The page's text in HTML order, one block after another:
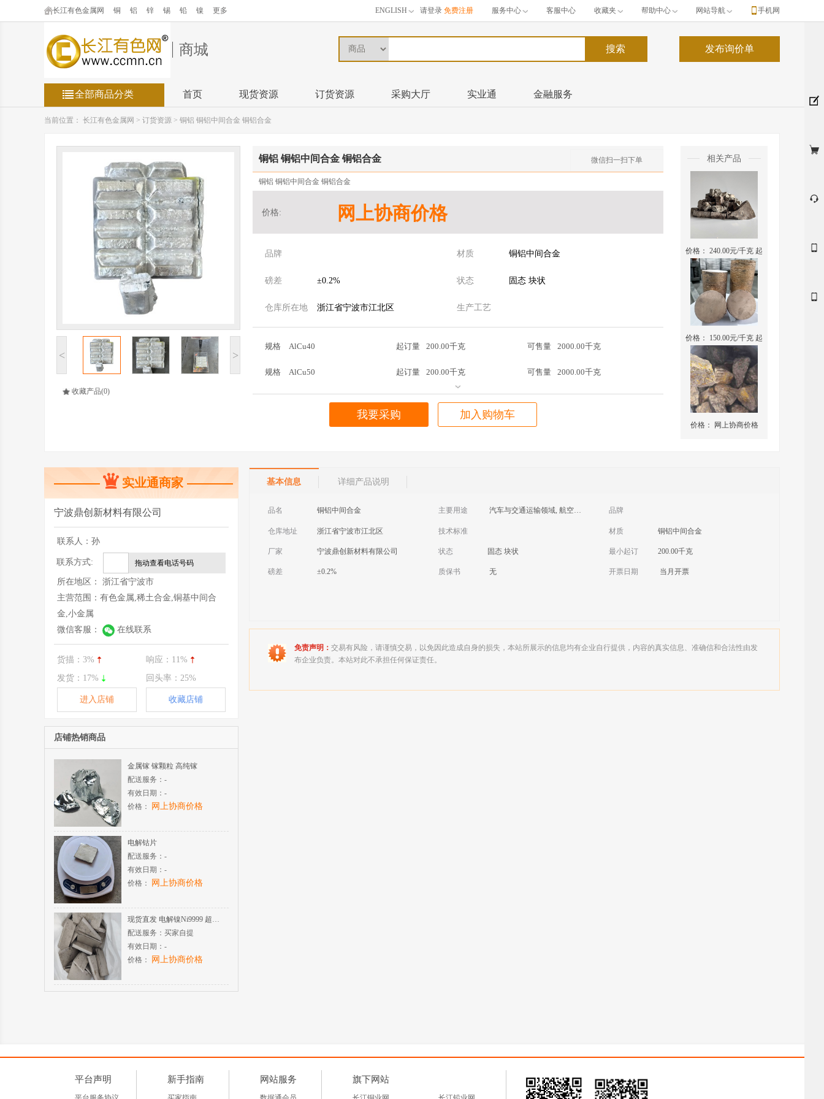
长江有色金属网 铜 铝 锌 锡 铅 镍 更多 ENGLISH 请登录 免费注册 服务中心 客服中心 收藏夹 帮助中心 网站导航 手机网
商城
全部商品分类 首页 现货资源 订货资源 采购大厅 实业通 金融服务
当前位置： 长江有色金属网 > 订货资源 > 铜铝 铜铝中间合金 铜铝合金
< >
收藏产品(0)
铜铝 铜铝中间合金 铜铝合金 微信扫一扫下单
铜铝 铜铝中间合金 铜铝合金
价格: 网上协商价格
品牌 材质 铜铝中间合金
磅差 ±0.2% 状态 固态 块状
仓库所在地 浙江省宁波市江北区 生产工艺
规格 AlCu40 起订量 200.00千克 可售量 2000.00千克
规格 AlCu50 起订量 200.00千克 可售量 2000.00千克
我要采购 加入购物车
相关产品
价格： 240.00元/千克 起
价格： 150.00元/千克 起
价格： 网上协商价格
实业通商家
宁波鼎创新材料有限公司
联系人： 孙
联系方式: 拖动查看电话号码
所在地区：
浙江省宁波市
主营范围： 有色金属,稀土合金,铜基中间合
金,小金属
微信客服：
在线联系
货描： 3% 响应： 11%
发货： 17% 回头率： 25%
进入店铺 收藏店铺
店铺热销商品
金属镓 镓颗粒 高纯镓
配送服务： -
有效日期： -
价格：
网上协商价格
电解钴片
配送服务： -
有效日期： -
价格：
网上协商价格
现货直发 电解镍Ni9999 超高纯度 酸溶氢化性能稳定
配送服务： 买家自提
有效日期： -
价格：
网上协商价格
基本信息 详细产品说明
品名 铜铝中间合金
仓库地址 浙江省宁波市江北区
厂家 宁波鼎创新材料有限公司
磅差 ±0.2%
主要用途 汽车与交通运输领域, 航空航天领域, 电子电气工业,
技术标准
状态 固态 块状
质保书 无
品牌
材质 铜铝中间合金
最小起订 200.00千克
开票日期 当月开票
免责声明： 交易有风险，请谨慎交易，以免因此造成自身的损失，本站所展示的信息均有企业自行提供，内容的真实信息、准确信和合法性由发
布企业负责。本站对此不承担任何保证责任。
平台声明 新手指南 网站服务 旗下网站